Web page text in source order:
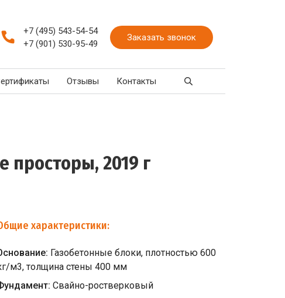
+7 (495) 543-54-54
+7 (901) 530-95-49
Заказать звонок
Отзывы Контакты
просторы, 2019 г
характеристики:
Газобетонные блоки, плотностью 600
м3, толщина стены 400 мм
Свайно-ростверковый